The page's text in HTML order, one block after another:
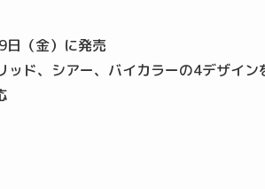
（金）に発売
ド、シアー、バイカラーの4デザイン